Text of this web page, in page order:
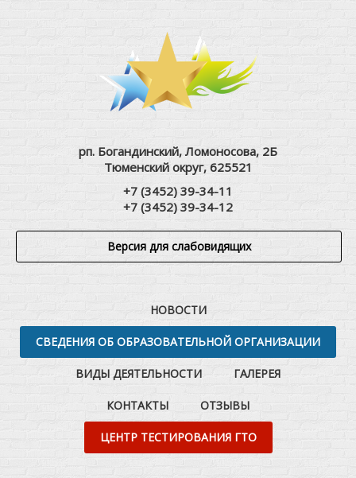
рп. Богандинский, Ломоносова, 2Б
Тюменский округ, 625521
+7 (3452) 39-34-11
+7 (3452) 39-34-12
Версия для слабовидящих
НОВОСТИ
СВЕДЕНИЯ ОБ ОБРАЗОВАТЕЛЬНОЙ ОРГАНИЗАЦИИ
ВИДЫ ДЕЯТЕЛЬНОСТИ ГАЛЕРЕЯ
КОНТАКТЫ ОТЗЫВЫ
ЦЕНТР ТЕСТИРОВАНИЯ ГТО